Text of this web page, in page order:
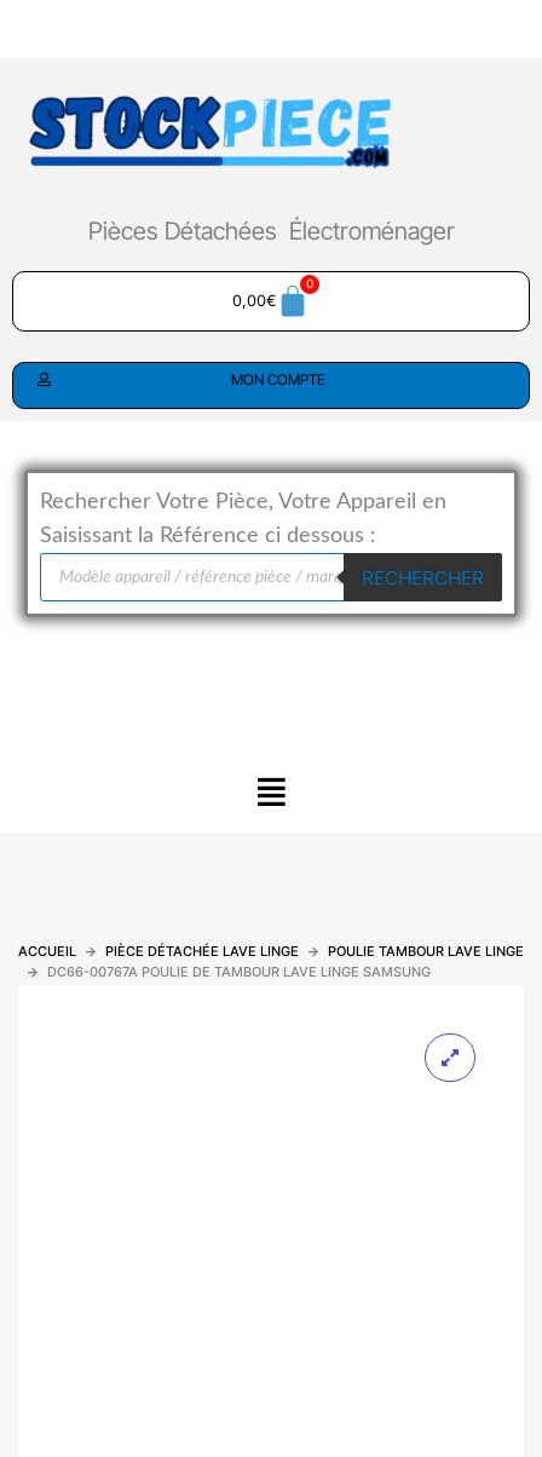
contenu
Pièces Détachées Électroménager
0,00€
MON COMPTE
Rechercher Votre Pièce, Votre Appareil en
Saisissant la Référence ci dessous :
Recherche
produits
RECHERCHER
Menu
ACCUEIL PIÈCE DÉTACHÉE LAVE LINGE
POULIE TAMBOUR LAVE LINGE
DC66-00767A POULIE DE TAMBOUR LAVE LINGE SAMSUNG